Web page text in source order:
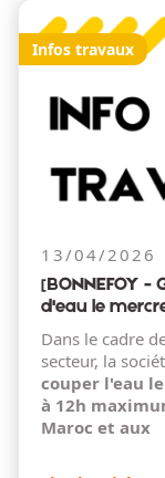
Infos travaux
13/04/2026
[BONNEFOY -
d'eau le
Dans le cadre
secteur, la
couper l'eau
à 12h
Maroc et aux